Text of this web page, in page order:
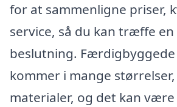
for at sammenligne priser,
service, så du kan træffe
beslutning.
kommer i mange
materialer, og det kan